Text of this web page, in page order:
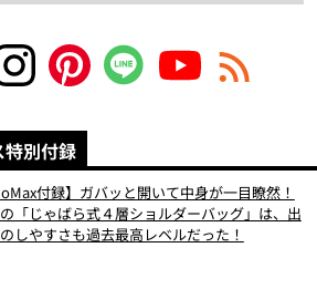
別付録
付録】ガバッと開いて中身が一目瞭然！
「じゃばら式４層ショルダーバッグ」は、出
しやすさも過去最高レベルだった！